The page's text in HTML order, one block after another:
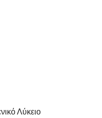
Λύκειο